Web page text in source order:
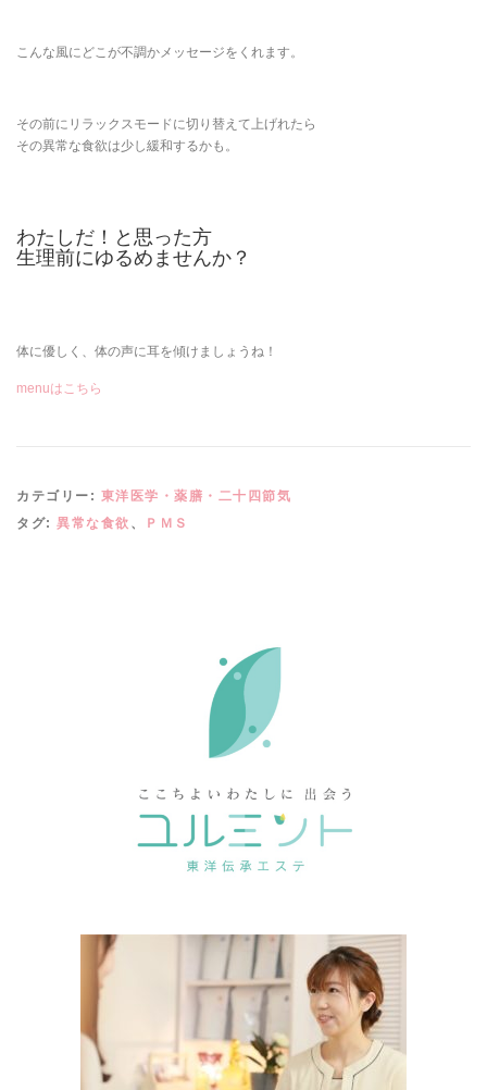
こんな風にどこが不調かメッセージをくれます。
その前にリラックスモードに切り替えて上げれたら
その異常な食欲は少し緩和するかも。
わたしだ！と思った方
生理前にゆるめませんか？
体に優しく、体の声に耳を傾けましょうね！
menuはこちら
カテゴリー: 東洋医学・薬膳・二十四節気
タグ: 異常な食欲 、 ＰＭＳ